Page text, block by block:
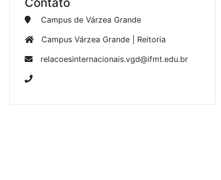
Campus de Várzea Grande
Campus Várzea Grande | Reitoria
relacoesinternacionais.vgd@ifmt.edu.br